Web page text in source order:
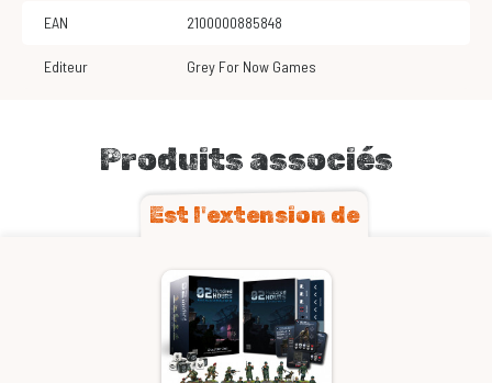
EAN 2100000885848
Editeur Grey For Now Games
Produits associés
Est l'extension de